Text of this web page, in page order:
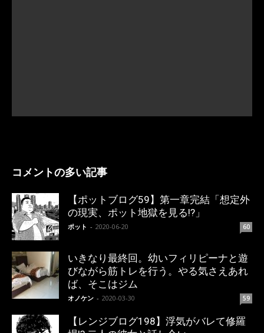
コメントの多い記事
【ポットブログ59】第一章完結「想定外
の現実、ポット地獄を見る!?」
ポット - 2020-06-20 60
いきなり最終回。幼いフィリピーナと遊
びながら筋トレを行う。やる気さえあれ
ば、そこはジム
オノケン - 2020-03-30 59
【レンジブログ198】浮気がバレて修羅